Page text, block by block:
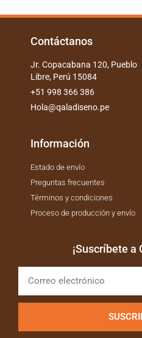
Contáctanos
Jr. Copacabana 120, Pueblo
Libre, Perú 15084
+51 998 366 386
Hola@qaladiseno.pe
Información
Estado de envío
Preguntas frecuentes
Términos y condiciones
Proceso de producción y envío
¡Suscríbete a